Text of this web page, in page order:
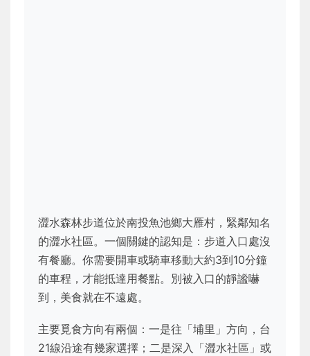
澀水森林步道位於南投魚池鄉大雁村，緊鄰知名
的澀水社區。一個關鍵的認知是：步道入口處沒
有餐廳。你需要開車或騎車移動大約3到10分鐘
的車程，才能抵達用餐點。別被入口的靜謐嚇
到，美食就在不遠處。
主要覓食方向有兩個：一是往「埔里」方向，台
21線沿途有幾家選擇；二是深入「澀水社區」或